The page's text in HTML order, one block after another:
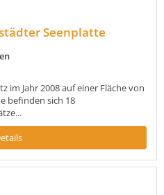
Seenplatte
im Jahr 2008 auf einer Fläche von
befinden sich 18